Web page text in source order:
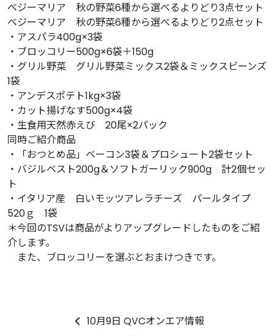
ベジーマリア 秋の野菜6種から選べるよりどり3点セット
ベジーマリア 秋の野菜6種から選べるよりどり2点セット
・アスパラ400g×3袋
・ブロッコリー500g×6袋＋150g
・グリル野菜 グリル野菜ミックス2袋＆ミックスビーンズ
1袋
・アンデスポテト1kg×3袋
・カット揚げなす500g×4袋
・生食用天然赤えび 20尾×2パック
同時ご紹介商品
・「おつとめ品」ベーコン3袋＆プロシュート2袋セット
・バジルベスト200g＆ソフトガーリック900g 計2個セッ
ト
・イタリア産 白いモッツアレラチーズ パールタイプ
520ｇ 1袋
＊今回のTSVは商品がよりアップグレードしたものをご紹
介します。
また、ブロッコリーを選ぶとおまけつきです。
10月9日 QVCオンエア情報